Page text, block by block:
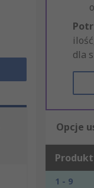
dla
Opcje
1 - 9